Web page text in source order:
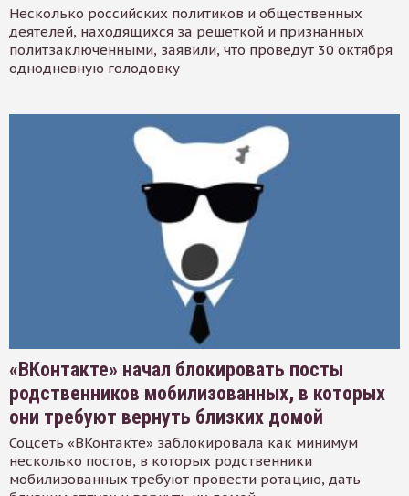
Несколько российских политиков и общественных
деятелей, находящихся за решеткой и признанных
политзаключенными, заявили, что проведут 30 октября
однодневную голодовку
«ВКонтакте» начал блокировать посты
родственников мобилизованных, в которых
они требуют вернуть близких домой
Соцсеть «ВКонтакте» заблокировала как минимум
несколько постов, в которых родственники
мобилизованных требуют провести ротацию, дать